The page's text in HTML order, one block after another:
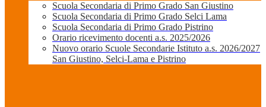
Scuola Secondaria di Primo Grado San Giustino
Scuola Secondaria di Primo Grado Selci Lama
Scuola Secondaria di Primo Grado Pistrino
Orario ricevimento docenti a.s. 2025/2026
Nuovo orario Scuole Secondarie Istituto a.s. 2026/2027
San Giustino, Selci-Lama e Pistrino